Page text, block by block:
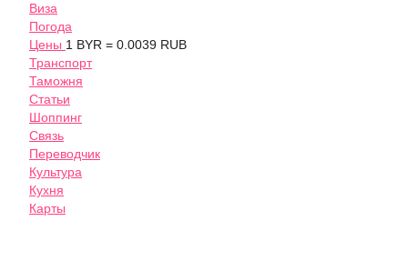
Виза
Погода
Цены 1 BYR = 0.0039 RUB
Транспорт
Таможня
Статьи
Шоппинг
Связь
Переводчик
Культура
Кухня
Карты